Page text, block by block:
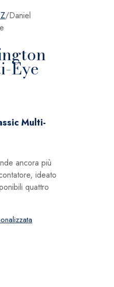
/Daniel
Eye
Multi-
ancora più
ideato
quattro